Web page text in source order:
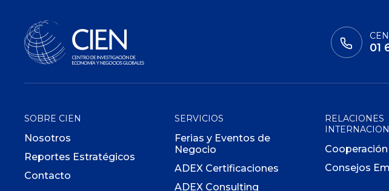
01
SOBRE CIEN
Nosotros
Reportes Estratégicos
Contacto
SERVICIOS
Ferias y Eventos de
Negocio
ADEX Certificaciones
ADEX Consulting
RELACIONES
Cooperación
Consejos